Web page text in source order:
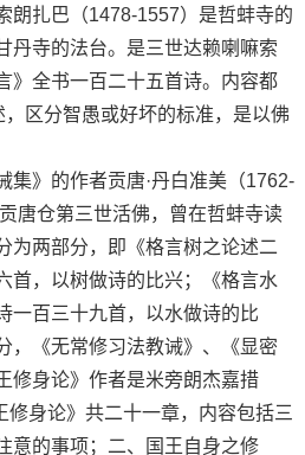
扎巴（1478-1557）是哲蚌寺的
丹寺的法台。是三世达赖喇嘛索
》全书一百二十五首诗。内容都
，区分智愚或好坏的标准，是以佛
》的作者贡唐·丹白准美（1762-
唐仓第三世活佛，曾在哲蚌寺读
为两部分，即《格言树之论述二
首，以树做诗的比兴；《格言水
一百三十九首，以水做诗的比
，《无常修习法教诫》、《显密
修身论》作者是米旁朗杰嘉措
修身论》共二十一章，内容包括三
意的事项；二、国王自身之修